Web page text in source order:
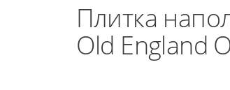
Плитка
Old England